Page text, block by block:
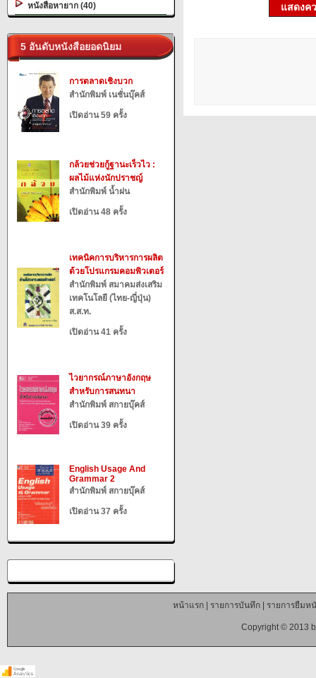
หนังสือหายาก (40)
5 อันดับหนังสือยอดนิยม
การตลาดเชิงบวก
สำนักพิมพ์ เนชั่นบุ๊คส์
เปิดอ่าน 59 ครั้ง
กล้วยช่วยกู้ฐานะเร็วไว :
ผลไม้แห่งนักปราชญ์
สำนักพิมพ์ น้ำฝน
เปิดอ่าน 48 ครั้ง
เทคนิคการบริหารการผลิต
ด้วยโปรแกรมคอมพิวเตอร์
สำนักพิมพ์ สมาคมส่งเสริม
เทคโนโลยี (ไทย-ญี่ปุ่น)
ส.ส.ท.
เปิดอ่าน 41 ครั้ง
ไวยากรณ์ภาษาอังกฤษ
สำหรับการสนทนา
สำนักพิมพ์ สกายบุ๊คส์
เปิดอ่าน 39 ครั้ง
English Usage And
Grammar 2
สำนักพิมพ์ สกายบุ๊คส์
เปิดอ่าน 37 ครั้ง
แสดงค
หน้าแรก| รายการบันทึก| รายการยืมห
Copyright © 2013